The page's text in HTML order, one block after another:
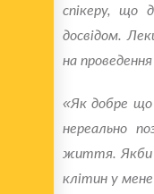
спікеру, що
досвідом.
на
«Як добре що
нереально
життя. Якби
клітин у